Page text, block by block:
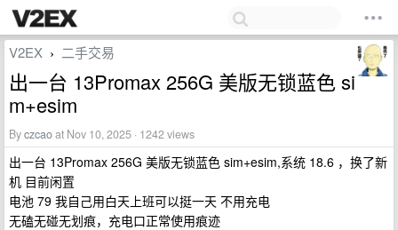
V2EX › 二手交易
出一台 13Promax 256G 美版无锁蓝色 si
m+esim
Byczcaoat Nov 10, 2025 · 1242 views
出一台 13Promax 256G 美版无锁蓝色 sim+esim,系统 18.6 ，换了新
机 目前闲置
电池 79 我自己用白天上班可以挺一天 不用充电
无磕无碰无划痕，充电口正常使用痕迹